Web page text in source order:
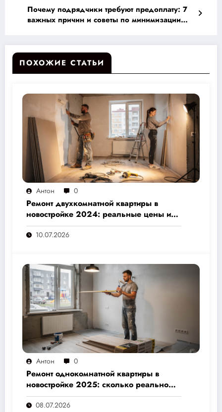
Почему подрядчики требуют предоплату: 7
важных причин и советы по минимизации
ПОХОЖИЕ СТАТЬИ
Антон 0
Ремонт двухкомнатной квартиры в
новостройке 2024: реальные цены и
скрытые расходы, которые вам не
назовут подрядчики
10.07.2026
Антон 0
Ремонт однокомнатной квартиры в
новостройке 2025: сколько реально
стоит и как не переплатить — полный
расчёт от 500 000 рублей
08.07.2026